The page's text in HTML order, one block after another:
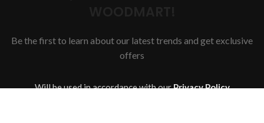
Be the first to learn about our latest trends and get exclusive
offers
Will be used in accordance with ourPrivacy Policy